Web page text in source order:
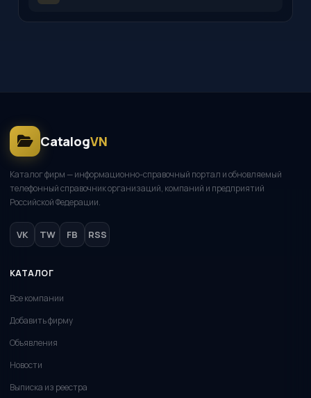
CatalogVN
Каталог фирм — информационно-справочный портал и обновляемый
телефонный справочник организаций, компаний и предприятий
Российской Федерации.
VK TW FB RSS
КАТАЛОГ
Все компании
Добавить фирму
Объявления
Новости
Выписка из реестра